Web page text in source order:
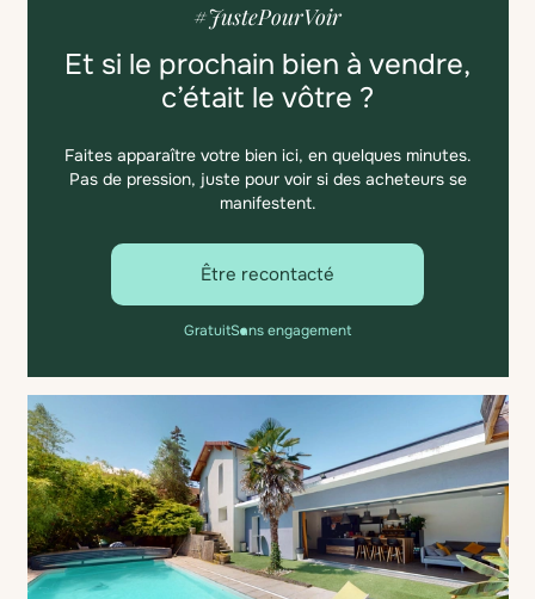
#JustePourVoir
Et si le prochain bien à vendre,
c’était le vôtre ?
Faites apparaître votre bien ici, en quelques minutes.
Pas de pression, juste pour voir si des acheteurs se
manifestent.
Être recontacté
GratuitSans engagement